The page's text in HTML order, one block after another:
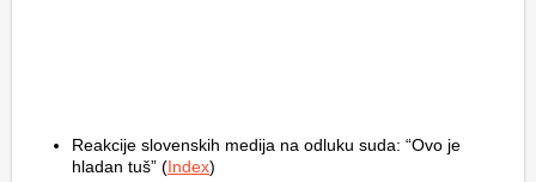
Reakcije slovenskih medija na odluku suda: “Ovo je
hladan tuš” (Index)